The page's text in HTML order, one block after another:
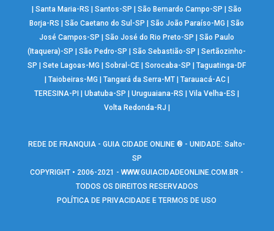
|Santa Maria-RS |Santos-SP |São Bernardo Campo-SP |São
Borja-RS |São Caetano do Sul-SP |São João Paraíso-MG |São
José Campos-SP |São José do Rio Preto-SP |São Paulo
(Itaquera)-SP |São Pedro-SP |São Sebastião-SP |Sertãozinho-
SP |Sete Lagoas-MG |Sobral-CE |Sorocaba-SP |Taguatinga-DF
| Taiobeiras-MG | Tangará da Serra-MT| Tarauacá-AC|
TERESINA-PI |Ubatuba-SP |Uruguaiana-RS |Vila Velha-ES |
Volta Redonda-RJ |
REDE DE FRANQUIA - GUIA CIDADE ONLINE ® - UNIDADE: Salto-
SP
COPYRIGHT • 2006-2021 -WWW.GUIACIDADEONLINE.COM.BR -
TODOS OS DIREITOS RESERVADOS
POLÍTICA DE PRIVACIDADE E TERMOS DE USO